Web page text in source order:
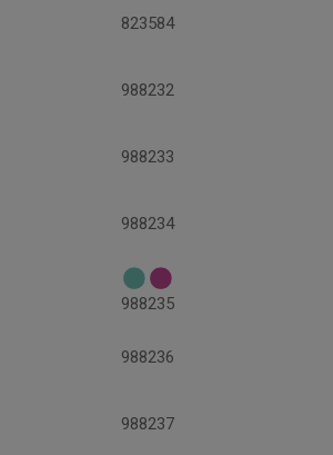
823584
988232
988233
988234
988235
988236
988237